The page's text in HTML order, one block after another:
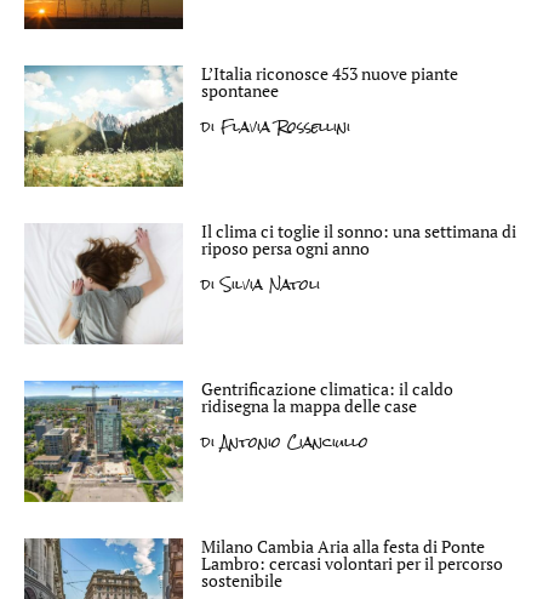
L’Italia riconosce 453 nuove piante
spontanee
di Flavia Rossellini
Il clima ci toglie il sonno: una settimana di
riposo persa ogni anno
diSilvia Natoli
Gentrificazione climatica: il caldo
ridisegna la mappa delle case
diAntonio Cianciullo
Milano Cambia Aria alla festa di Ponte
Lambro: cercasi volontari per il percorso
sostenibile